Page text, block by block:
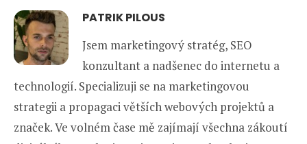
PATRIK PILOUS
Jsem marketingový stratég, SEO
konzultant a nadšenec do internetu a
technologií. Specializuji se na marketingovou
strategii a propagaci větších webových projektů a
značek. Ve volném čase mě zajímají všechna zákoutí